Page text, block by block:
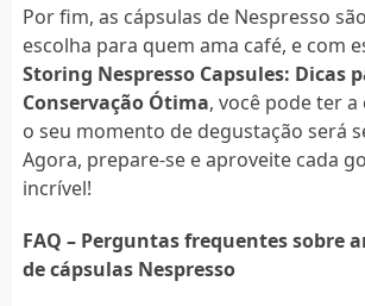
Por fim, as cápsulas de Nespresso
escolha para quem ama café, e com
Storing Nespresso Capsules: Dicas
Conservação Ótima, você pode ter
o seu momento de degustação será
Agora, prepare-se e aproveite cada
incrível!
FAQ – Perguntas frequentes sobre
de cápsulas Nespresso